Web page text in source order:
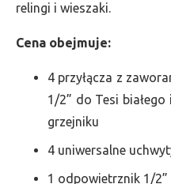
relingi i wieszaki.
Cena obejmuje:
4 przyłącza z
1/2” do Tesi
grzejniku
4 uniwersalne
1 odpowietrznik 1/2”